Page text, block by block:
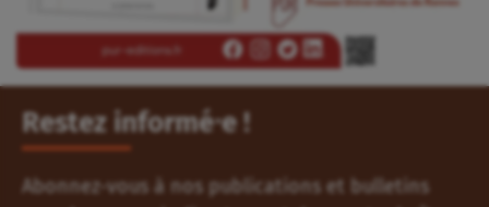
Restez informé⸱e !
Abonnez-vous à nos publications et bulletins